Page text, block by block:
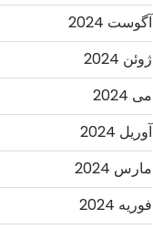
آگوست 2024
ژوئن 2024
می 2024
آوریل 2024
مارس 2024
فوریه 2024